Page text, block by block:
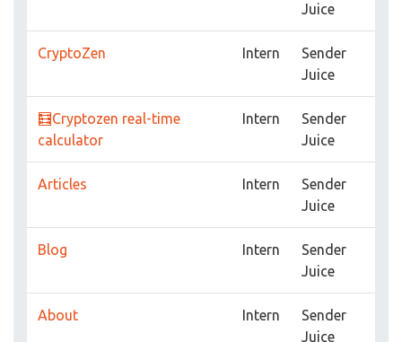
Juice
CryptoZen Intern
Sender
Juice
🧮Cryptozen real-time
calculator
Intern
Sender
Juice
Articles Intern
Sender
Juice
Blog Intern
Sender
Juice
About Intern
Sender
Juice